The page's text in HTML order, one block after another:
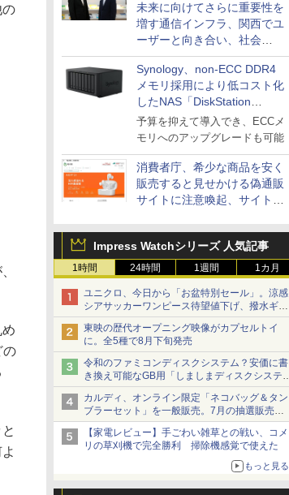
未来に向けてさらに重要性を
増す通信インフラ、関西でユ
ーザーと向き合い、社会
の“あたらしい”を起動し続け
る～オプテージ
Synology、non-ECC DDR4
メモリ採用により低コスト化
したNAS「DiskStation
neo+」シリーズ
予算を抑えて導入でき、ECCメ
モリへのアップグレードも可能
消費者庁、希少な商品を安く
販売すると見せかける偽通販
サイトに注意喚起、サイト名
Impress Watchシリーズ 人気記事
1時間 24時間 1週間 1カ月
ユニクロ、今日から「お盆特別セール」。涼感
シアサッカーワンピース待望値下げ、撥水ギア
ショーツは1990円に
東映の歴代オープニング映像がカプセルトイ
に。全5種で8月下旬発売
令和のファミコンディスクシステム？安価に書
き換え可能なGB用「しましまディスクシステ
ム」
カルディ、オンライン限定「ネコバッグ＆タン
ブラーセット」を一般販売。7月の抽選販売の
当選無効分
【家電レビュー】手ごわい雑草との戦い、コメ
リの草刈機で完全勝利 掃除機感覚で使えた
もっと見る
の
の